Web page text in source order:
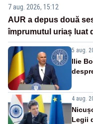
7 aug. 2026, 15:12
AUR a depus două
împrumutul uriaș luat
5 aug.
Ilie
4 aug.
Legii